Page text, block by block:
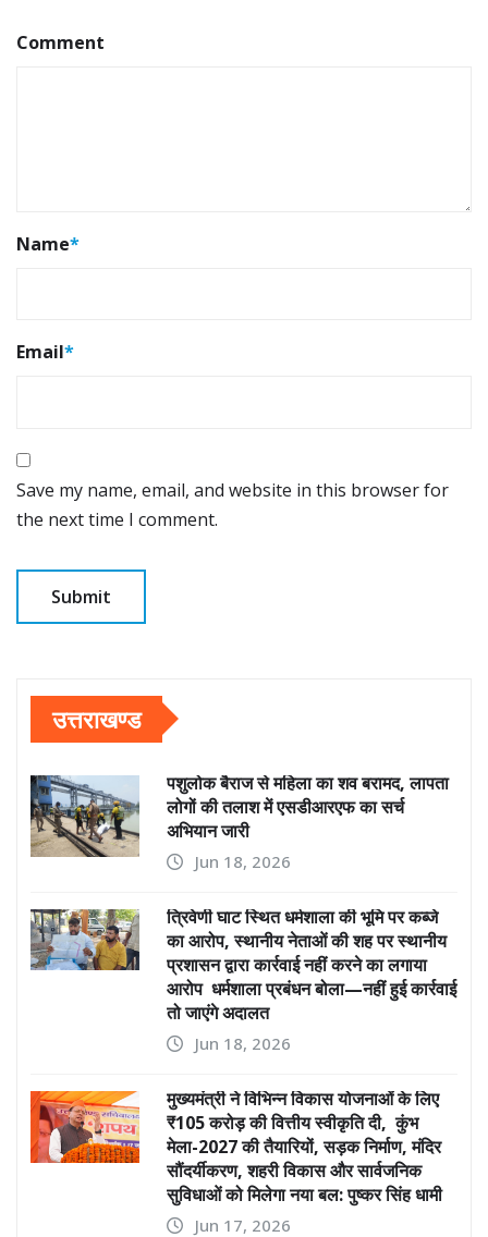
Comment
Name*
Email*
Save my name, email, and website in this browser for
the next time I comment.
उत्तराखण्ड
पशुलोक बैराज से महिला का शव बरामद, लापता
लोगों की तलाश में एसडीआरएफ का सर्च
अभियान जारी
Jun 18, 2026
त्रिवेणी घाट स्थित धर्मशाला की भूमि पर कब्जे
का आरोप, स्थानीय नेताओं की शह पर स्थानीय
प्रशासन द्वारा कार्रवाई नहीं करने का लगाया
आरोप धर्मशाला प्रबंधन बोला—नहीं हुई कार्रवाई
तो जाएंगे अदालत
Jun 18, 2026
मुख्यमंत्री ने विभिन्न विकास योजनाओं के लिए
₹105 करोड़ की वित्तीय स्वीकृति दी, कुंभ
मेला-2027 की तैयारियों, सड़क निर्माण, मंदिर
सौंदर्यीकरण, शहरी विकास और सार्वजनिक
सुविधाओं को मिलेगा नया बल: पुष्कर सिंह धामी
Jun 17, 2026